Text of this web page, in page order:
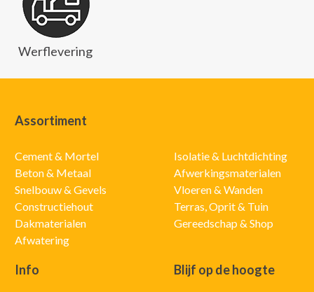
Werflevering
Assortiment
Cement & Mortel
Beton & Metaal
Snelbouw & Gevels
Constructiehout
Dakmaterialen
Afwatering
Isolatie & Luchtdichting
Afwerkingsmaterialen
Vloeren & Wanden
Terras, Oprit & Tuin
Gereedschap & Shop
Info Blijf op de hoogte